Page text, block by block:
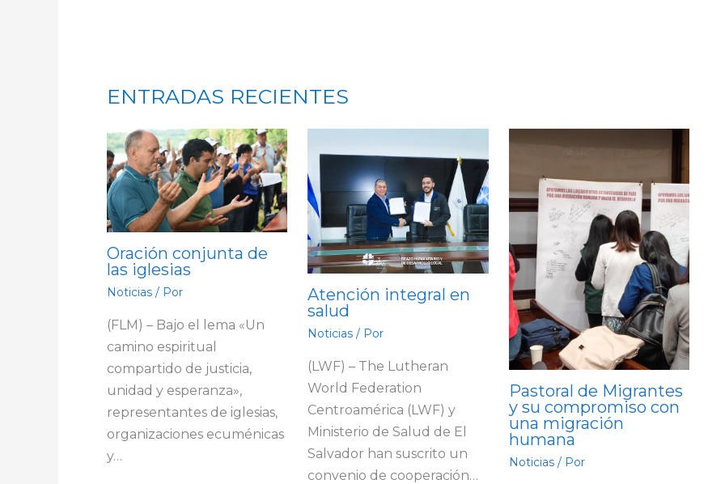
ENTRADAS RECIENTES
Oración conjunta de
las iglesias
Noticias / Por
(FLM) – Bajo el lema «Un
camino espiritual
compartido de justicia,
unidad y esperanza»,
representantes de iglesias,
organizaciones ecuménicas
y…
Atención integral en
salud
Noticias / Por
(LWF) – The Lutheran
World Federation
Centroamérica (LWF) y
Ministerio de Salud de El
Salvador han suscrito un
convenio de cooperación…
Pastoral de Migrantes
y su compromiso con
una migración
humana
Noticias/ Por